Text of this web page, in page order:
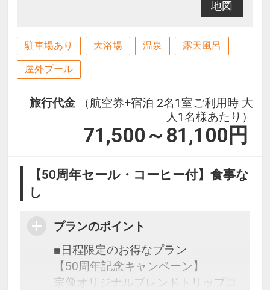
地図
駐車場あり 大浴場 温泉 露天風呂
屋外プール
旅行代金
（航空券+宿泊 2名1室ご利用時 大
人1名様あたり）
71,500～81,100 円
【50周年セール・コーヒー付】食事な
し
プランのポイント
■日程限定のお得なプラン
【50周年記念キャンペーン】
宗像オリジナルブレンドトリップコ